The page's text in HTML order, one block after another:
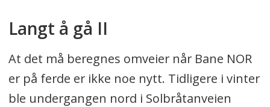
Langt å gå II
At det må beregnes omveier når Bane NOR
er på ferde er ikke noe nytt. Tidligere i vinter
ble undergangen nord i Solbråtanveien